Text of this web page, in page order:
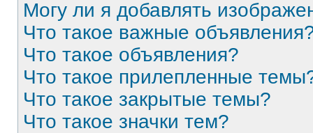
Могу ли я добавлять
Что такое важные
Что такое объявления?
Что такое прилепленные
Что такое закрытые темы?
Что такое значки тем?